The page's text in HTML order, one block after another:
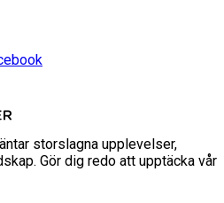
storslagna upplevelser,
Gör dig redo att upptäcka vår